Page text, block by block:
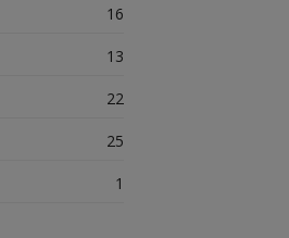
16
13
22
25
1